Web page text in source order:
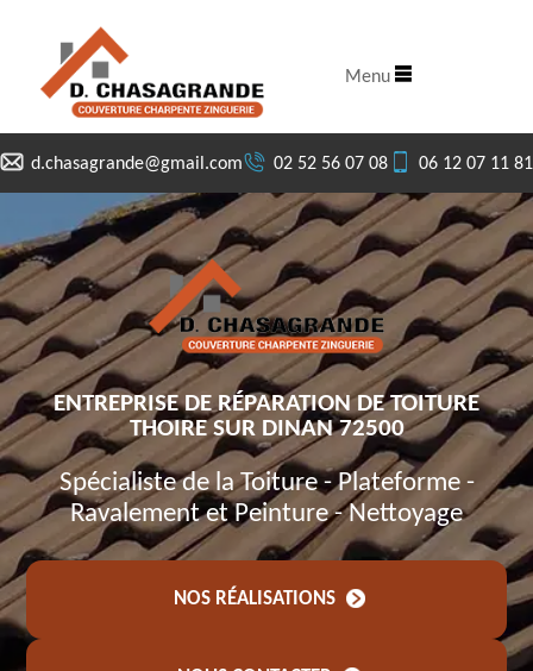
d.chasagrande@gmail.com 02 52 56 07 08 06 12 07 11 81
Menu
ENTREPRISE DE RÉPARATION DE TOITURE
THOIRE SUR DINAN 72500
Spécialiste de la Toiture - Plateforme -
Ravalement et Peinture - Nettoyage
NOS RÉALISATIONS